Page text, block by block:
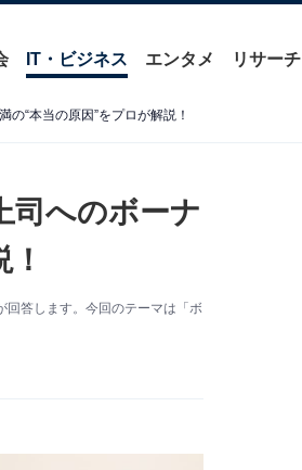
IT・ビジネス エンタメ リサーチ
“本当の原因”をプロが解説！
司へのボーナ
答します。今回のテーマは「ボ